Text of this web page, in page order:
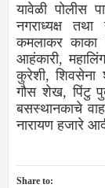
यावेळी पोलीस
नगराध्यक्ष
कमलाकर काका
आहंकारी,
कुरेशी, शिवसेना
गौस शेख, पिंटु
बसस्थानकाचे
नारायण हजारे
Share to: